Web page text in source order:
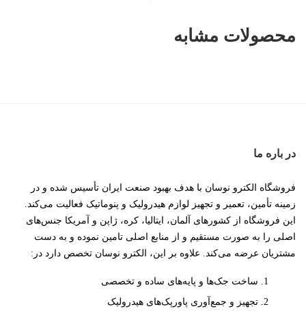
محصولات مشابه
در باره ما
فروشگاه الکترو نوسان با هدف بهبود صنعت ایران تأسیس شده و در
زمینه تأمین، تعمیر و تجهیز لوازم هیدرولیک و پنوماتیک فعالیت می‌کند.
این فروشگاه از کشورهای آلمان، ایتالیا، کره، ژاپن و آمریکا جنس‌های
اصلی را به صورت مستقیم و از منابع اصلی تامین نموده و به دست
مشتریان عرضه می‌کند. علاوه بر این، الکترو نوسان تخصص دارد در:
ساخت جک‌ها و پایه‌های ساده و تخصصی
تجهیز و جمع‌آوری پاورپک‌های هیدرولیک